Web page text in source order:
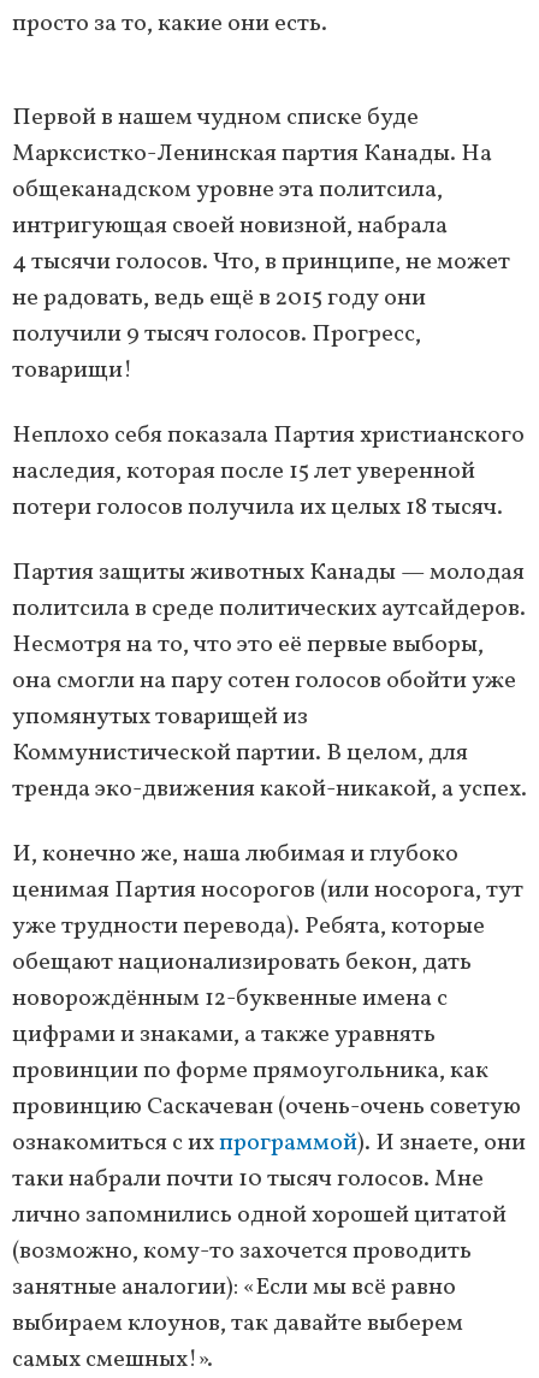
просто за то, какие они есть.
Первой в нашем чудном списке буде
Марксистко-Ленинская партия Канады. На
общеканадском уровне эта политсила,
интригующая своей новизной, набрала
4 тысячи голосов. Что, в принципе, не может
не радовать, ведь ещё в 2015 году они
получили 9 тысяч голосов. Прогресс,
товарищи!
Неплохо себя показала Партия христианского
наследия, которая после 15 лет уверенной
потери голосов получила их целых 18 тысяч.
Партия защиты животных Канады — молодая
политсила в среде политических аутсайдеров.
Несмотря на то, что это её первые выборы,
она смогли на пару сотен голосов обойти уже
упомянутых товарищей из
Коммунистической партии. В целом, для
тренда эко-движения какой-никакой, а успех.
И, конечно же, наша любимая и глубоко
ценимая Партия носорогов (или носорога, тут
уже трудности перевода). Ребята, которые
обещают национализировать бекон, дать
новорождённым 12-буквенные имена с
цифрами и знаками, а также уравнять
провинции по форме прямоугольника, как
провинцию Саскачеван (очень-очень советую
ознакомиться с ихпрограммой). И знаете, они
таки набрали почти 10 тысяч голосов. Мне
лично запомнились одной хорошей цитатой
(возможно, кому-то захочется проводить
занятные аналогии): «Если мы всё равно
выбираем клоунов, так давайте выберем
самых смешных!».